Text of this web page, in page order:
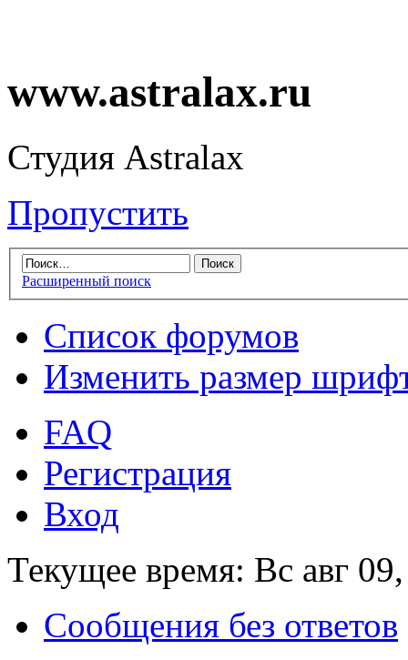
www.astralax.ru
Студия Astralax
Пропустить
Расширенный поиск
Список форумов
Изменить размер
FAQ
Регистрация
Вход
Текущее время: Вс авг
Сообщения без ответов